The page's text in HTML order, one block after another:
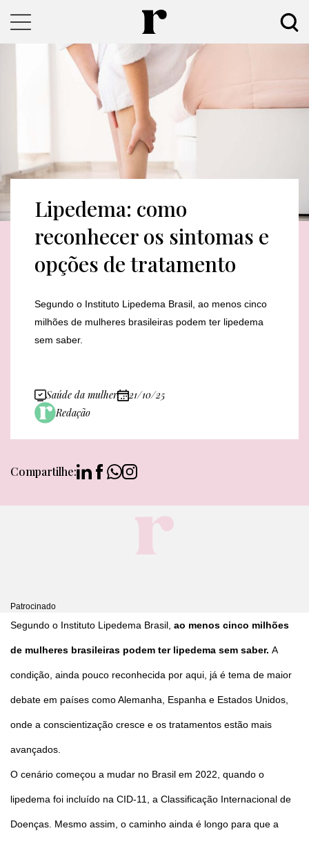
Lipedema: como
reconhecer os sintomas e
opções de tratamento
Segundo o Instituto Lipedema Brasil, ao menos cinco
milhões de mulheres brasileiras podem ter lipedema
sem saber.
Saúde da mulher
21/10/25
Redação
Compartilhe:
Patrocinado
Segundo o Instituto Lipedema Brasil, ao menos cinco milhões
de mulheres brasileiras podem ter lipedema sem saber. A
condição, ainda pouco reconhecida por aqui, já é tema de maior
debate em países como Alemanha, Espanha e Estados Unidos,
onde a conscientização cresce e os tratamentos estão mais
avançados.
O cenário começou a mudar no Brasil em 2022, quando o
lipedema foi incluído na CID-11, a Classificação Internacional de
Doenças. Mesmo assim, o caminho ainda é longo para que a